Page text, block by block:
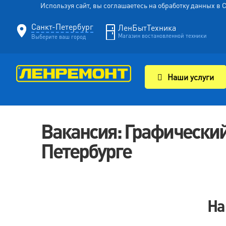
Используя сайт, вы соглашаетесь на обработку данных
Санкт-Петербург
Выберите ваш город
ЛенБытТехника
Магазин востановленной техники
Наши услуги
Вакансия:
Петербурге